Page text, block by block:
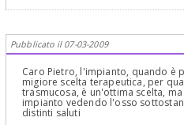
Pubblicato il 07-03-2009
Caro Pietro, l'impianto, quando è
migiore scelta terapeutica, per
trasmucosa, è un'ottima scelta,
impianto vedendo l'osso
distinti saluti